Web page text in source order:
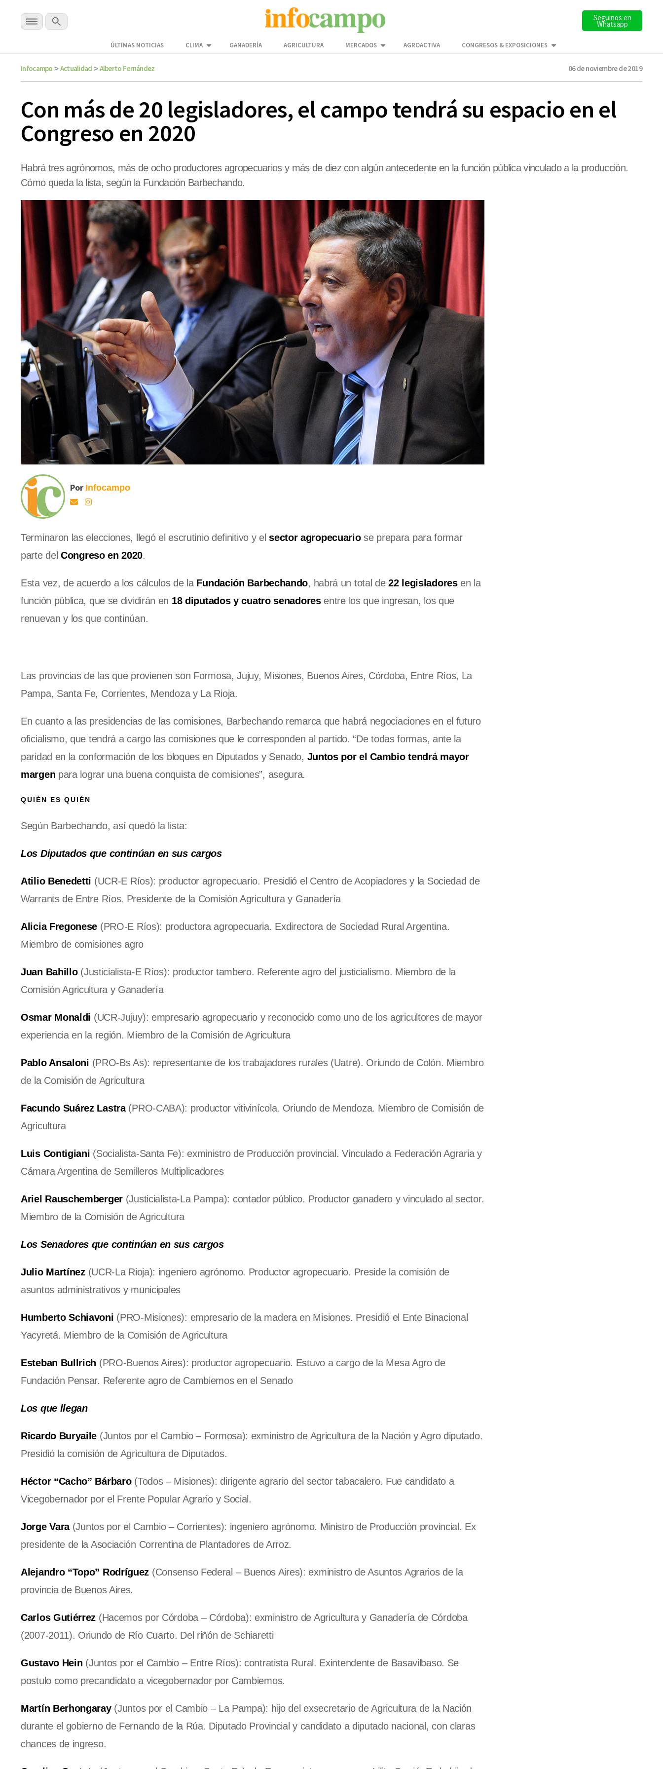
Seguinos en
Whatsapp
ÚLTIMAS NOTICIAS CLIMA GANADERÍA AGRICULTURA MERCADOS AGROACTIVA CONGRESOS & EXPOSICIONES
Infocampo > Actualidad > Alberto Fernández 06 de noviembre de 2019
Con más de 20 legisladores, el campo tendrá su espacio en el
Congreso en 2020
Habrá tres agrónomos, más de ocho productores agropecuarios y más de diez con algún antecedente en la función pública vinculado a la producción.
Cómo queda la lista, según la Fundación Barbechando.
Por Infocampo
Terminaron las elecciones, llegó el escrutinio definitivo y elsector agropecuariose prepara para formar
parte del Congreso en 2020.
Esta vez, de acuerdo a los cálculos de la Fundación Barbechando, habrá un total de22 legisladoresen la
función pública, que se dividirán en 18 diputados y cuatro senadoresentre los que ingresan, los que
renuevan y los que continúan.
Las provincias de las que provienen son Formosa, Jujuy, Misiones, Buenos Aires, Córdoba, Entre Ríos, La
Pampa, Santa Fe, Corrientes, Mendoza y La Rioja.
En cuanto a las presidencias de las comisiones, Barbechando remarca que habrá negociaciones en el futuro
oficialismo, que tendrá a cargo las comisiones que le corresponden al partido. “De todas formas, ante la
paridad en la conformación de los bloques en Diputados y Senado, Juntos por el Cambio tendrá mayor
margen para lograr una buena conquista de comisiones”, asegura.
QUIÉN ES QUIÉN
Según Barbechando, así quedó la lista:
Los Diputados que continúan en sus cargos
Atilio Benedetti (UCR-E Ríos): productor agropecuario. Presidió el Centro de Acopiadores y la Sociedad de
Warrants de Entre Ríos. Presidente de la Comisión Agricultura y Ganadería
Alicia Fregonese (PRO-E Ríos): productora agropecuaria. Exdirectora de Sociedad Rural Argentina.
Miembro de comisiones agro
Juan Bahillo(Justicialista-E Ríos): productor tambero. Referente agro del justicialismo. Miembro de la
Comisión Agricultura y Ganadería
Osmar Monaldi (UCR-Jujuy): empresario agropecuario y reconocido como uno de los agricultores de mayor
experiencia en la región. Miembro de la Comisión de Agricultura
Pablo Ansaloni (PRO-Bs As): representante de los trabajadores rurales (Uatre). Oriundo de Colón. Miembro
de la Comisión de Agricultura
Facundo Suárez Lastra(PRO-CABA): productor vitivinícola. Oriundo de Mendoza. Miembro de Comisión de
Agricultura
Luis Contigiani (Socialista-Santa Fe): exministro de Producción provincial. Vinculado a Federación Agraria y
Cámara Argentina de Semilleros Multiplicadores
Ariel Rauschemberger (Justicialista-La Pampa): contador público. Productor ganadero y vinculado al sector.
Miembro de la Comisión de Agricultura
Los Senadores que continúan en sus cargos
Julio Martínez(UCR-La Rioja): ingeniero agrónomo. Productor agropecuario. Preside la comisión de
asuntos administrativos y municipales
Humberto Schiavoni (PRO-Misiones): empresario de la madera en Misiones. Presidió el Ente Binacional
Yacyretá.​ Miembro de la Comisión de Agricultura
Esteban Bullrich (PRO-Buenos Aires): productor agropecuario. Estuvo a cargo de la Mesa Agro de
Fundación Pensar. Referente agro de Cambiemos en el Senado
Los que llegan
Ricardo Buryaile (Juntos por el Cambio – Formosa): exministro de Agricultura de la Nación y Agro diputado.
Presidió la comisión de Agricultura de Diputados.
Héctor “Cacho” Bárbaro(Todos – Misiones): dirigente agrario del sector tabacalero. Fue candidato a
Vicegobernador por el Frente Popular Agrario y Social.
Jorge Vara(Juntos por el Cambio – Corrientes): ingeniero agrónomo. Ministro de Producción provincial. Ex
presidente de la Asociación Correntina de Plantadores de Arroz.
Alejandro “Topo” Rodríguez (Consenso Federal – Buenos Aires): exministro de Asuntos Agrarios de la
provincia de Buenos Aires.
Carlos Gutiérrez (Hacemos por Córdoba – Córdoba): exministro de Agricultura y Ganadería de Córdoba
(2007-2011). Oriundo de Río Cuarto. Del riñón de Schiaretti
Gustavo Hein (Juntos por el Cambio – Entre Ríos): contratista Rural. Exintendente de Basavilbaso. Se
postulo como precandidato a vicegobernador por Cambiemos.
Martín Berhongaray(Juntos por el Cambio – La Pampa): hijo del exsecretario de Agricultura de la Nación
durante el gobierno de Fernando de la Rúa. Diputado Provincial y candidato a diputado nacional, con claras
chances de ingreso.